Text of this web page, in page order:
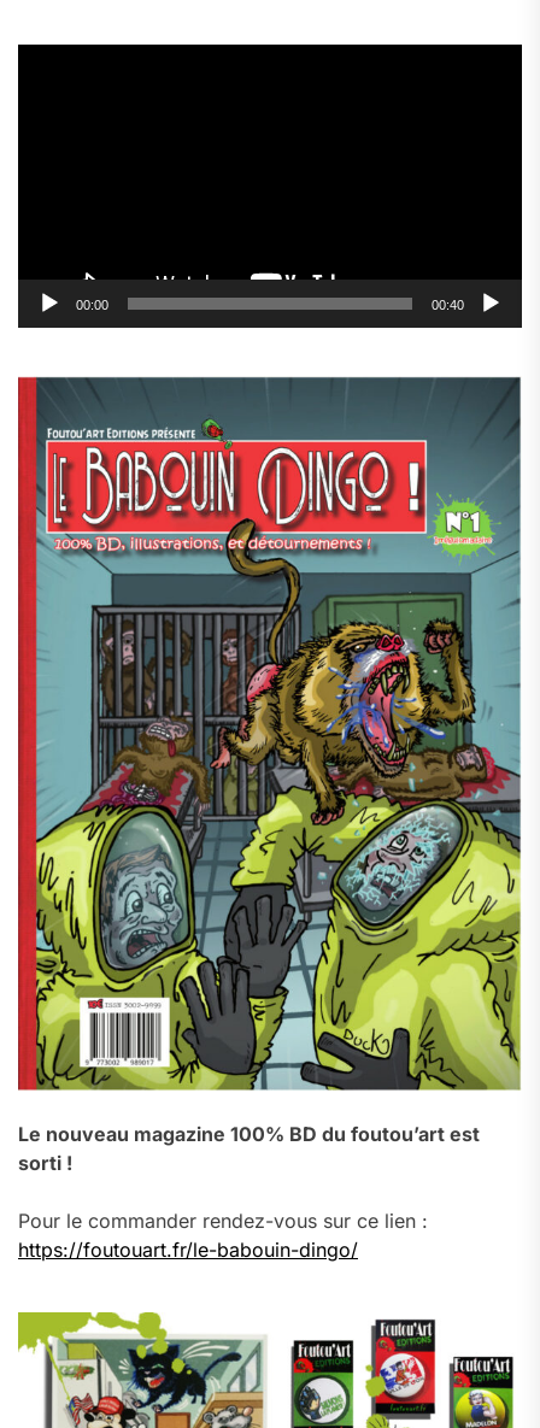
00:00 00:40
Le nouveau magazine 100% BD du foutou’art est
sorti !
Pour le commander rendez-vous sur ce lien :
https://foutouart.fr/le-babouin-dingo/